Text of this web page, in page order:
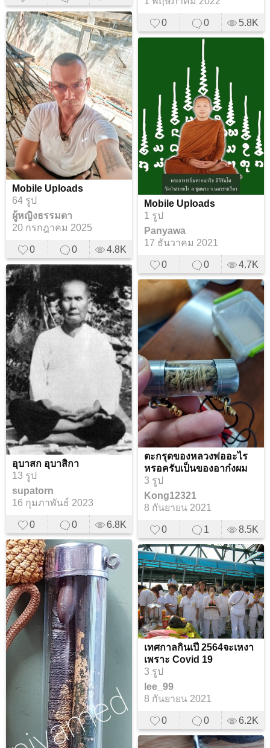
0 0 5.8K
Mobile Uploads
64 รูป
ผู้หญิงธรรมดา
20 กรกฎาคม 2025
0 0 4.8K
Mobile Uploads
1 รูป
Panyawa
17 ธันวาคม 2021
0 0 4.7K
อุบาสก อุบาสิกา
13 รูป
supatorn
16 กุมภาพันธ์ 2023
0 0 6.8K
ตะกรุดของหลวงพ่ออะไร
หรอครับเป็นของอาก๋งผม
3 รูป
Kong12321
8 กันยายน 2021
0 1 8.5K
เทศกาลกินเปี 2564จะเหงา
เพราะ Covid 19
3 รูป
lee_99
8 กันยายน 2021
0 0 6.2K